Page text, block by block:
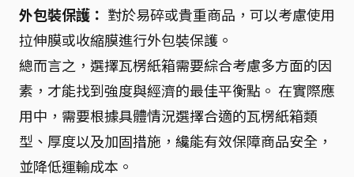
外包裝保護： 對於易碎或貴重商品，可以考慮使用
拉伸膜或收縮膜進行外包裝保護。
總而言之，選擇瓦楞紙箱需要綜合考慮多方面的因
素，才能找到強度與經濟的最佳平衡點。 在實際應
用中，需要根據具體情況選擇合適的瓦楞紙箱類
型、厚度以及加固措施，纔能有效保障商品安全，
並降低運輸成本。